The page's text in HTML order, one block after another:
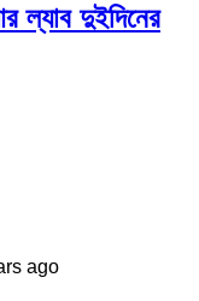
ল্যাব দুইদিনের
ago